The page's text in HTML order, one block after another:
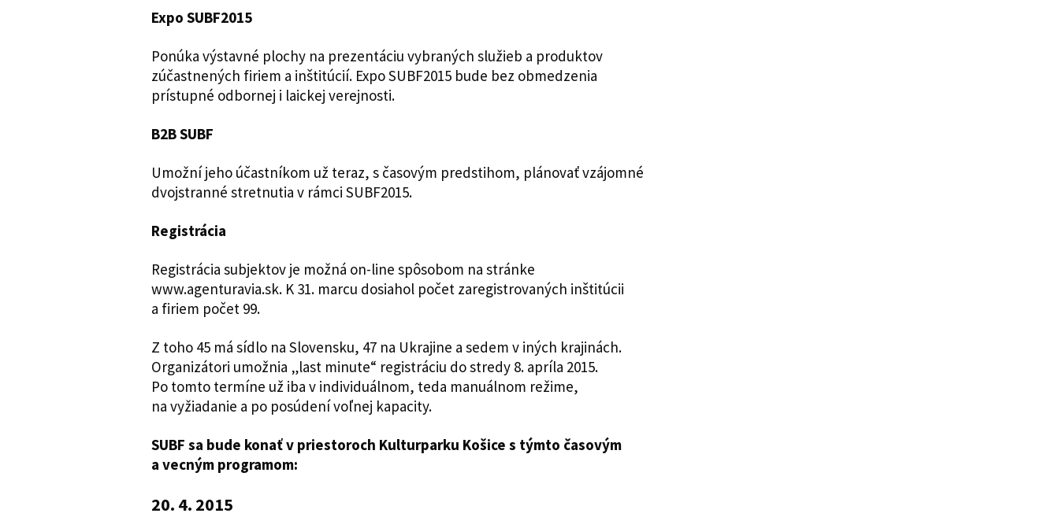
Expo SUBF2015
Ponúka výstavné plochy na prezentáciu vybraných služieb a produktov
zúčastnených firiem a inštitúcií. Expo SUBF2015 bude bez obmedzenia
prístupné odbornej i laickej verejnosti.
B2B SUBF
Umožní jeho účastníkom už teraz, s časovým predstihom, plánovať vzájomné
dvojstranné stretnutia v rámci SUBF2015.
Registrácia
Registrácia subjektov je možná on-line spôsobom na stránke
www.agenturavia.sk. K 31. marcu dosiahol počet zaregistrovaných inštitúcii
a firiem počet 99.
Z toho 45 má sídlo na Slovensku, 47 na Ukrajine a sedem v iných krajinách.
Organizátori umožnia „last minute“ registráciu do stredy 8. apríla 2015.
Po tomto termíne už iba v individuálnom, teda manuálnom režime,
na vyžiadanie a po posúdení voľnej kapacity.
SUBF sa bude konať v priestoroch Kulturparku Košice s týmto časovým
a vecným programom:
20. 4. 2015